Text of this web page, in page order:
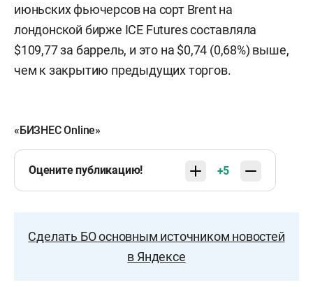
июньских фьючерсов на сорт Brent на
лондонской бирже ICE Futures составляла
$109,77 за баррель, и это на $0,74 (0,68%) выше,
чем к закрытию предыдущих торгов.
«БИЗНЕС Online»
Оцените публикацию! +5
Сделать БО основным источником новостей
в Яндексе